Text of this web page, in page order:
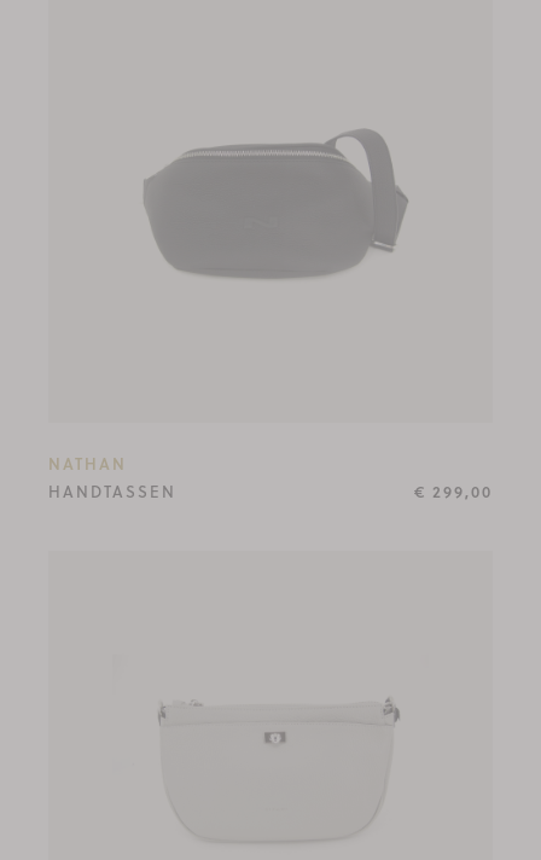
NATHAN
HANDTASSEN
€ 299,00